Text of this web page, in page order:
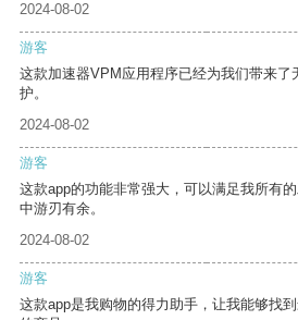
2024-08-02
游客
这款加速器VPM应用程序已经为我们带来了
护。
2024-08-02
游客
这款app的功能非常强大，可以满足我所有
中游刃有余。
2024-08-02
游客
这款app是我购物的得力助手，让我能够找